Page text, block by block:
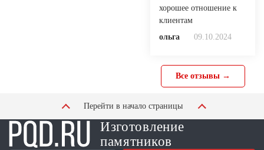
хорошее отношение к
клиентам
ольга
09.10.2024
Все отзывы →
Перейти в начало страницы
Изготовление
памятников